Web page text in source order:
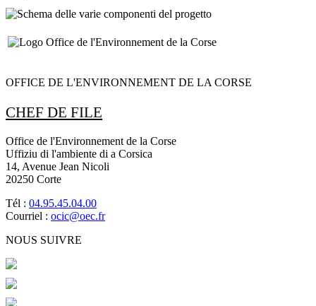
OFFICE DE L'ENVIRONNEMENT DE LA CORSE
CHEF DE FILE
Office de l'Environnement de la Corse
Uffiziu di l'ambiente di a Corsica
14, Avenue Jean Nicoli
20250 Corte
Tél : 04.95.45.04.00
Courriel : ocic@oec.fr
NOUS SUIVRE